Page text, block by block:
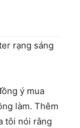
rạng sáng
ý mua
làm. Thêm
tôi nói rằng